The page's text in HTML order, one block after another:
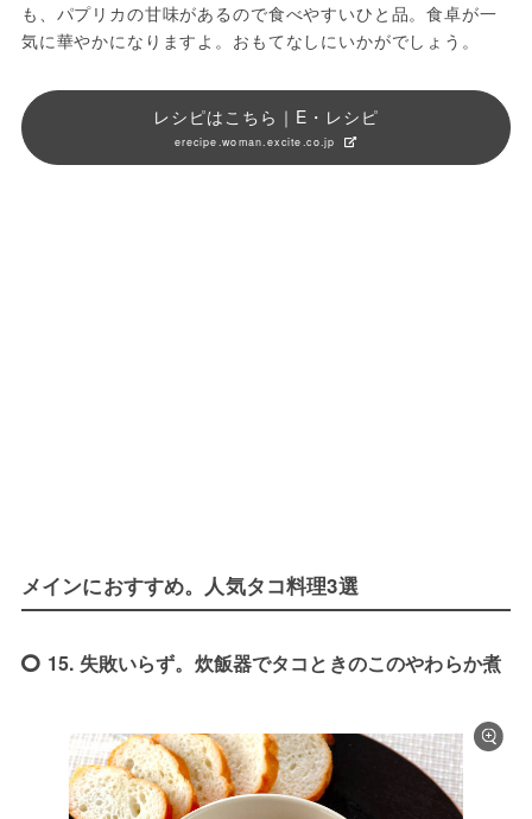
も、パプリカの甘味があるので食べやすいひと品。食卓が一
気に華やかになりますよ。おもてなしにいかがでしょう。
レシピはこちら｜E・レシピ
erecipe.woman.excite.co.jp
メインにおすすめ。人気タコ料理3選
15. 失敗いらず。炊飯器でタコときのこのやわらか煮